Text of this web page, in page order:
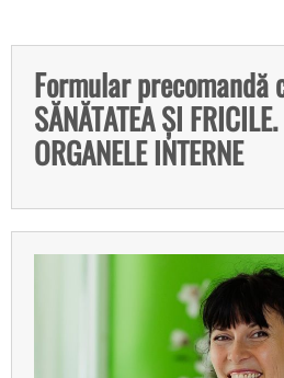
Formular
SĂNĂTATEA ȘI
ORGANELE INTERNE